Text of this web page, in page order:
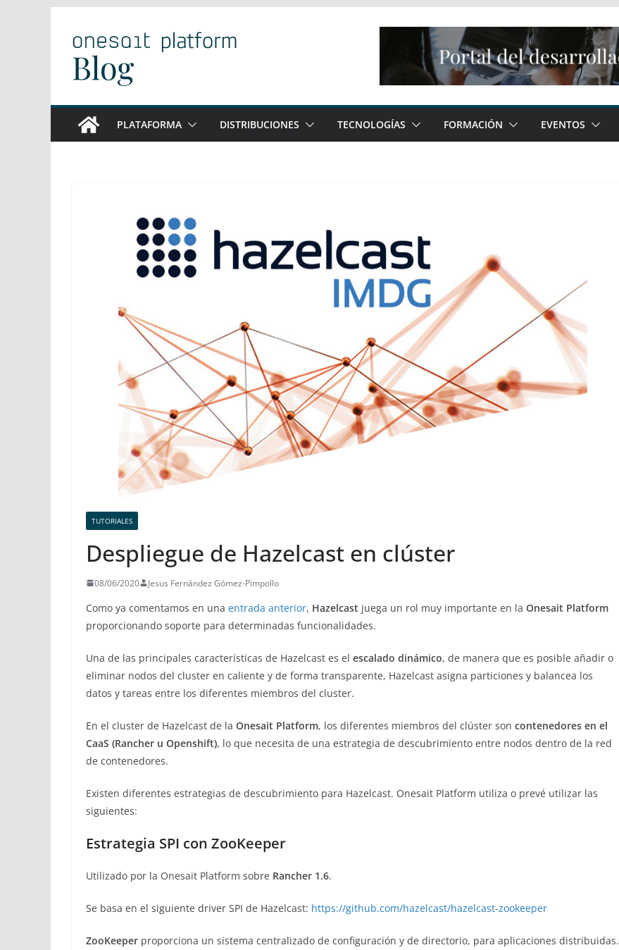
contenido
PLATAFORMA DISTRIBUCIONES TECNOLOGÍAS FORMACIÓN EVENTOS
TUTORIALES
Despliegue de Hazelcast en clúster
08/06/2020 Jesus Fernández Gómez-Pimpollo
Como ya comentamos en una entrada anterior, Hazelcast juega un rol muy importante en la Onesait Platform
proporcionando soporte para determinadas funcionalidades.
Una de las principales características de Hazelcast es el escalado dinámico, de manera que es posible añadir o
eliminar nodos del cluster en caliente y de forma transparente, Hazelcast asigna particiones y balancea los
datos y tareas entre los diferentes miembros del cluster.
En el cluster de Hazelcast de la Onesait Platform, los diferentes miembros del clúster son contenedores en el
CaaS (Rancher u Openshift), lo que necesita de una estrategia de descubrimiento entre nodos dentro de la red
de contenedores.
Existen diferentes estrategias de descubrimiento para Hazelcast. Onesait Platform utiliza o prevé utilizar las
siguientes:
Estrategia SPI con ZooKeeper
Utilizado por la Onesait Platform sobre Rancher 1.6.
Se basa en el siguiente driver SPI de Hazelcast: https://github.com/hazelcast/hazelcast-zookeeper
ZooKeeper proporciona un sistema centralizado de configuración y de directorio, para aplicaciones distribuidas.